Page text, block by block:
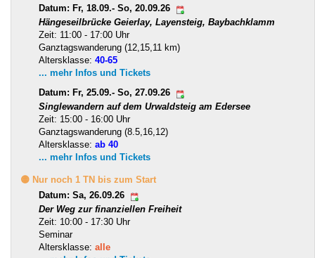
Datum: Fr, 18.09.- So, 20.09.26
Hängeseilbrücke Geierlay, Layensteig, Baybachklamm
Zeit: 11:00 - 17:00 Uhr
Ganztagswanderung (12,15,11 km)
Altersklasse: 40-65
... mehr Infos und Tickets
Datum: Fr, 25.09.- So, 27.09.26
Singlewandern auf dem Urwaldsteig am Edersee
Zeit: 15:00 - 16:00 Uhr
Ganztagswanderung (8.5,16,12)
Altersklasse: ab 40
... mehr Infos und Tickets
🟡 Nur noch 1 TN bis zum Start
Datum: Sa, 26.09.26
Der Weg zur finanziellen Freiheit
Zeit: 10:00 - 17:30 Uhr
Seminar
Altersklasse: alle